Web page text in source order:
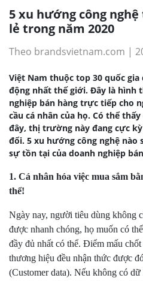
5 xu hướng công
lẻ trong năm 2020
Theo brandsvietnam.com |
Việt Nam thuộc top 30 quốc
động nhất thế giới. Đây là hình
nghiệp bán hàng trực tiếp cho
cầu cá nhân của họ. Có thể
đây, thị trường này đang cực
đổi. 5 xu hướng công nghệ nào
sự tồn tại của doanh nghiệp
1. Cá nhân hóa việc mua sắm
thể!
Ngày nay, người tiêu dùng không
được nhanh chóng, họ muốn có
đầy đủ nhất có thể. Điểm mấu
thương hiệu đều nhận thức được
(Customer data). Nếu không có